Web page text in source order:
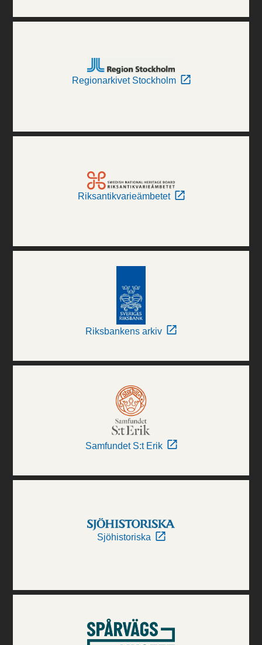
Regionarkivet Stockholm
Riksantikvarieämbetet
Riksbankens arkiv
Samfundet S:t Erik
Sjöhistoriska